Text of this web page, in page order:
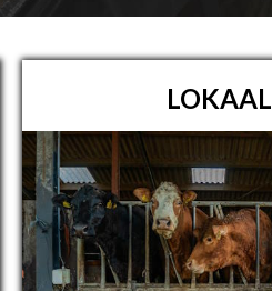
LOKAAL